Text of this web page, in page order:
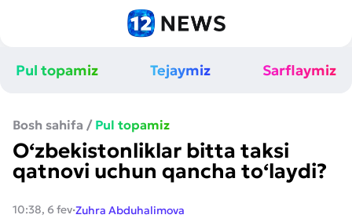
Pul topamiz Tejaymiz Sarflaymiz
Bosh sahifa / Pul topamiz
O‘zbekistonliklar bitta taksi
qatnovi uchun qancha to‘laydi?
10:38, 6 fev·Zuhra Abduhalimova